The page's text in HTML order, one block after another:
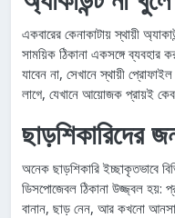
একবারের কেনাকাটায় স্থায়ী
সাময়িক ঠিকানা একসঙ্গে
যাবেন না, সেখানে স্থায়ী
লাগে, যেখানে আয়োজক প্রায়ই
ছাড়শিকারিদের
অনেক ছাড়শিকারি ইচ্ছাকৃতভাবে
ডিসপোজেবল ঠিকানা উজ্জ্বল হয়:
বানান, ছাড় নেন, আর কখনো